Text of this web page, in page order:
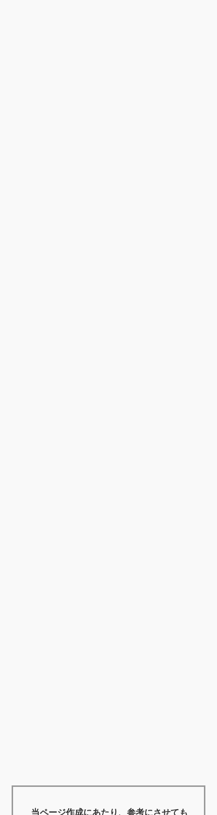
当ページ作成にあたり、参考にさせても